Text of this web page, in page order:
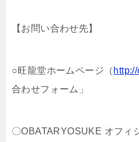
【お問い合わせ先】
○旺龍堂ホームページ（
合わせフォーム」
〇OBATARYOSUKE オフィ